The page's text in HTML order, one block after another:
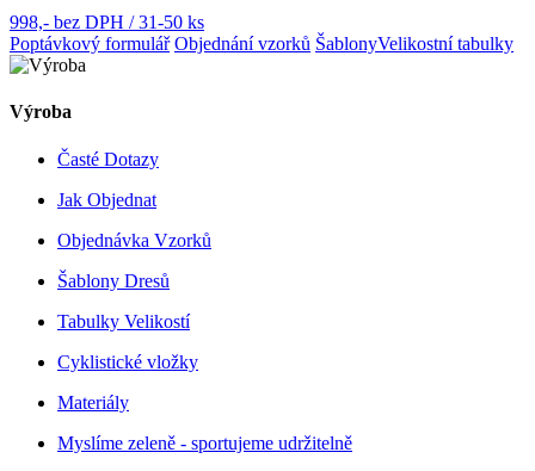
998,- bez DPH / 31-50 ks
Poptávkový formulář Objednání vzorků ŠablonyVelikostní tabulky
Výroba
Časté Dotazy
Jak Objednat
Objednávka Vzorků
Šablony Dresů
Tabulky Velikostí
Cyklistické vložky
Materiály
Myslíme zeleně - sportujeme udržitelně